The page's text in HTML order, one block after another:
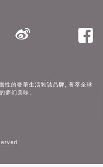
的奢華生活雜誌品牌, 薈萃全球
夢幻美味。